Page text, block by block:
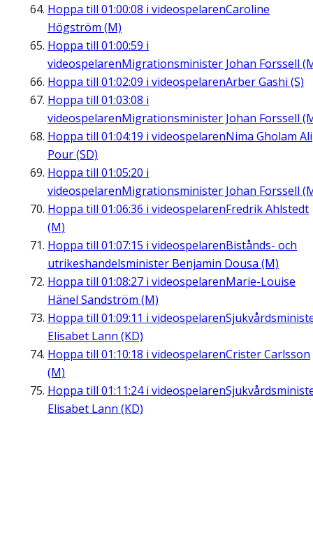
Hoppa till 01:00:08 i videospelarenCaroline
Högström (M)
Hoppa till 01:00:59 i
videospelarenMigrationsminister Johan Forssell
Hoppa till 01:02:09 i videospelarenArber Gashi (S)
Hoppa till 01:03:08 i
videospelarenMigrationsminister Johan Forssell
Hoppa till 01:04:19 i videospelarenNima Gholam Ali
Pour (SD)
Hoppa till 01:05:20 i
videospelarenMigrationsminister Johan Forssell
Hoppa till 01:06:36 i videospelarenFredrik Ahlstedt
(M)
Hoppa till 01:07:15 i videospelarenBistånds- och
utrikeshandelsminister Benjamin Dousa (M)
Hoppa till 01:08:27 i videospelarenMarie-Louise
Hänel Sandström (M)
Hoppa till 01:09:11 i videospelaren
Elisabet Lann (KD)
Hoppa till 01:10:18 i videospelarenCrister Carlsson
(M)
Hoppa till 01:11:24i videospelaren
Elisabet Lann (KD)